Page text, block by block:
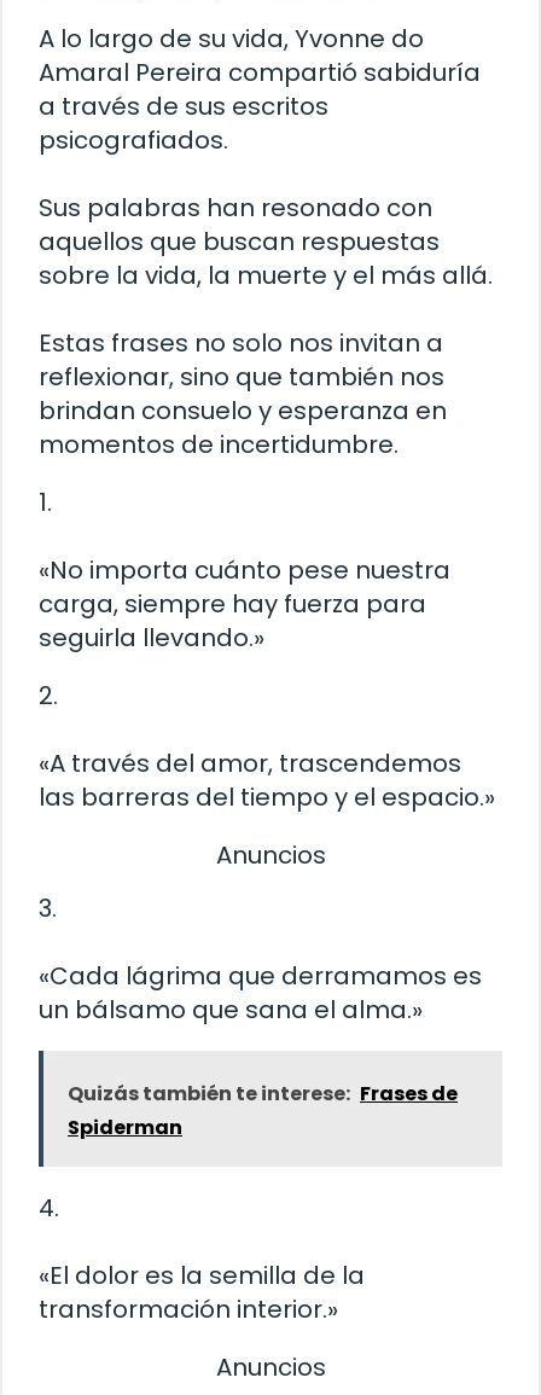
A lo largo de su vida, Yvonne do
Amaral Pereira compartió sabiduría
a través de sus escritos
psicografiados.
Sus palabras han resonado con
aquellos que buscan respuestas
sobre la vida, la muerte y el más allá.
Estas frases no solo nos invitan a
reflexionar, sino que también nos
brindan consuelo y esperanza en
momentos de incertidumbre.
1.
«No importa cuánto pese nuestra
carga, siempre hay fuerza para
seguirla llevando.»
2.
«A través del amor, trascendemos
las barreras del tiempo y el espacio.»
Anuncios
3.
«Cada lágrima que derramamos es
un bálsamo que sana el alma.»
Quizás también te interese: Frases de
Spiderman
4.
«El dolor es la semilla de la
transformación interior.»
Anuncios